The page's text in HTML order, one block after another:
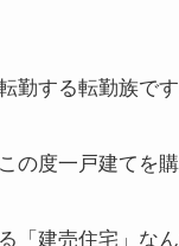
勤する転勤族です
の度一戸建てを購
「建売住宅」な